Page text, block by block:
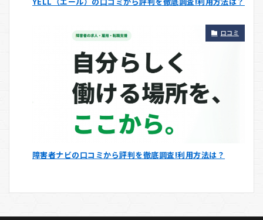
口コミ
障害者ナビの口コミから評判を徹底調査!利用方法は？